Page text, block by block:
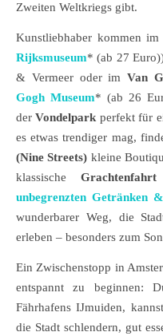
Zweiten Weltkriegs gibt.
Kunstliebhaber kommen im
Rijksmuseum* (ab 27
& Vermeer oder im Van
Gogh Museum* (ab 26
derVondelparkperfekt für
es etwas trendiger mag,
(Nine Streets) kleine
klassischeGrachtenfahrt
unbegrenzten Getränken
wunderbarer Weg, die
erleben – besonders zum
Ein Zwischenstopp in
entspannt zu beginnen:
Fährhafens IJmuiden,
die Stadt schlendern, gut